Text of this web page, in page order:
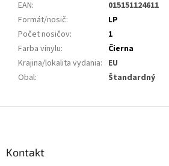
EAN:
015151124611
Formát/nosič:
LP
Počet nosičov:
1
Farba vinylu:
Čierna
Krajina/lokalita vydania: EU
Obal: Štandardný
Kontakt